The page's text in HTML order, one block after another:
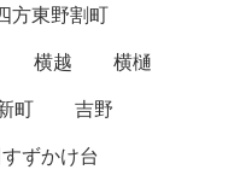
方東野割町
横越
横樋
町
吉野
ずかけ台